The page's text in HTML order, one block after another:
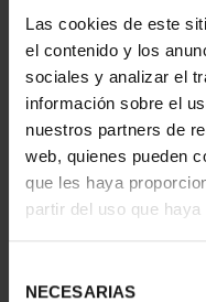
Las cookies de este
el contenido y los
sociales y analizar el
información sobre el
nuestros partners de
web, quienes pueden
que les haya
partir del uso que
NECESARIAS
CAPITALES
- ALICANTE
73,00 €